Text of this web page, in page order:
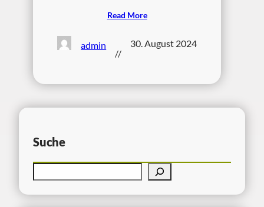
Read More
admin
//
30. August 2024
Suche